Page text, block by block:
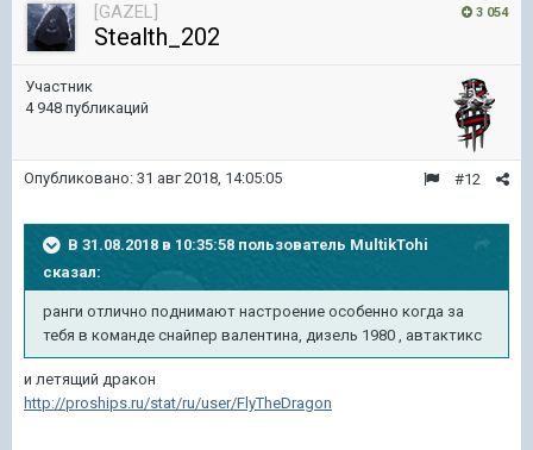
3 054
[GAZEL]
Stealth_202
Участник
4 948 публикаций
#12
Опубликовано: 31 авг 2018, 14:05:05
В 31.08.2018 в 10:35:58 пользователь MultikTohi
сказал:
ранги отлично поднимают настроение особенно когда за
тебя в команде снайпер валентина, дизель 1980 , автактикс
и летящий дракон
http://proships.ru/stat/ru/user/FlyTheDragon